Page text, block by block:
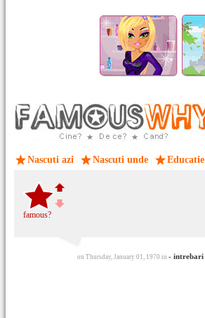
Nascuti azi Nascuti unde Educatie
famous?
on Thursday, January 01, 1970 in - intrebari